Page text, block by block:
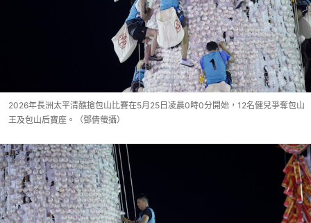
2026年長洲太平清醮搶包山比賽在5月25日凌晨0時0分開始，12名健兒爭奪包山
王及包山后寶座。（鄧倩螢攝）